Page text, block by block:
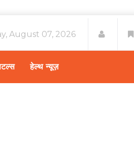
August 07, 2026
हेल्थ न्यूज़